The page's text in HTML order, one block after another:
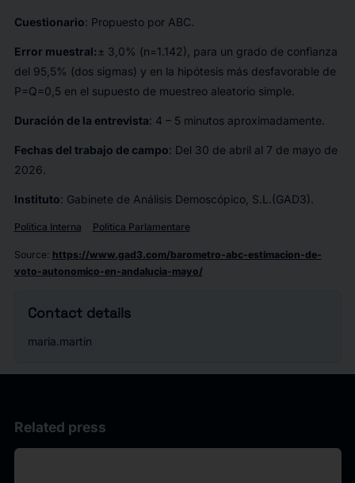
Cuestionario: Propuesto por ABC.
Error muestral: ± 3,0% (n=1.142), para un grado de confianza
del 95,5% (dos sigmas) y en la hipótesis más desfavorable de
P=Q=0,5 en el supuesto de muestreo aleatorio simple.
Duración de la entrevista: 4 – 5 minutos aproximadamente.
Fechas del trabajo de campo: Del 30 de abril al 7 de mayo de
2026.
Instituto: Gabinete de Análisis Demoscópico, S.L.(GAD3).
Politica Interna Politica Parlamentare
Source: https://www.gad3.com/barometro-abc-estimacion-de-
voto-autonomico-en-andalucia-mayo/
Contact details
maria.martin
Related press